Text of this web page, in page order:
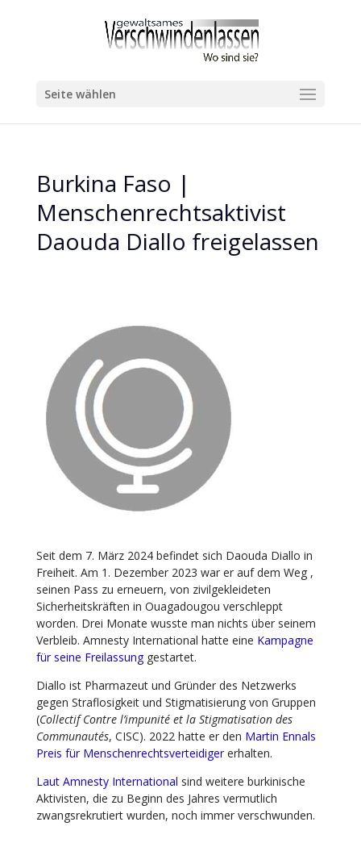
Seite wählen
Burkina Faso |
Menschenrechtsaktivist
Daouda Diallo freigelassen
Seit dem 7. März 2024 befindet sich Daouda Diallo in
Freiheit. Am 1. Dezember 2023 war er auf dem Weg ,
seinen Pass zu erneuern, von zivilgekleideten
Sicherheitskräften in Ouagadougou verschleppt
worden. Drei Monate wusste man nichts über seinem
Verbleib. Amnesty International hatte eine Kampagne
für seine Freilassunggestartet.
Diallo ist Pharmazeut und Gründer des Netzwerks
gegen Straflosigkeit und Stigmatisierung von Gruppen
(Collectif Contre l’impunité et la Stigmatisation des
Communautés, CISC). 2022 hatte er den Martin Ennals
Preis für Menschenrechtsverteidigererhalten.
Laut Amnesty International sind weitere burkinische
Aktivisten, die zu Beginn des Jahres vermutlich
zwangsrekrutiert wurden, noch immer verschwunden.